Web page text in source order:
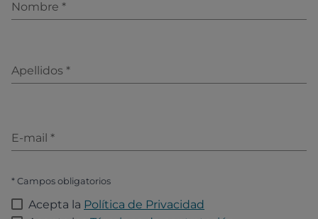
Nombre *
Apellidos *
E-mail *
* Campos obligatorios
Acepta la Política de Privacidad